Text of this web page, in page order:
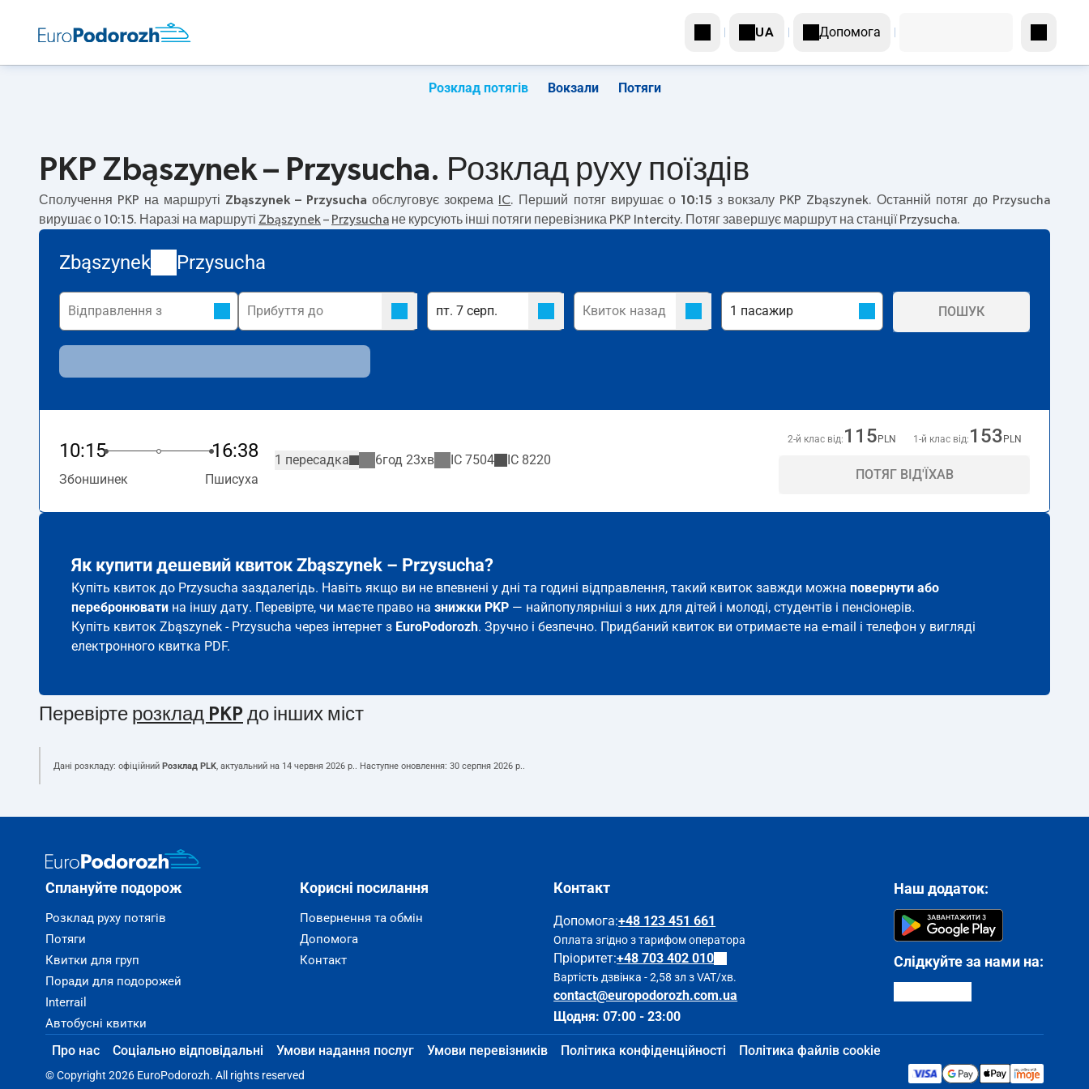
UA Допомога
Розклад потягів Вокзали Потяги
PKP Zbąszynek – Przysucha. Розклад руху поїздів
Сполучення PKP на маршруті Zbąszynek – Przysucha обслуговує зокрема IC. Перший потяг вирушає о 10:15 з вокзалу PKP Zbąszynek. Останній потяг до Przysucha
вирушає о 10:15. Наразі на маршруті Zbąszynek – Przysucha не курсують інші потяги перевізника PKP Intercity. Потяг завершує маршрут на станції Przysucha.
Zbąszynek Przysucha
ПОШУК
10:15 16:38
Збоншинек Пшисуха
1 пересадка 6год 23хв IC 7504 IC 8220
2-й клас від: 115 PLN 1-й клас від: 153 PLN
ПОТЯГ ВІД'ЇХАВ
Як купити дешевий квиток Zbąszynek – Przysucha?
Купіть квиток до Przysucha заздалегідь. Навіть якщо ви не впевнені у дні та годині відправлення, такий квиток завжди можна повернути або
перебронювати на іншу дату. Перевірте, чи маєте право на знижки PKP — найпопулярніші з них для дітей і молоді, студентів і пенсіонерів.
Купіть квиток Zbąszynek - Przysucha через інтернет з EuroPodorozh. Зручно і безпечно. Придбаний квиток ви отримаєте на e-mail і телефон у вигляді
електронного квитка PDF.
Перевірте розклад PKP до інших міст
Дані розкладу: офіційний Розклад PLK, актуальний на 14 червня 2026 р.. Наступне оновлення: 30 серпня 2026 р..
Сплануйте подорож
Розклад руху потягів
Потяги
Квитки для груп
Поради для подорожей
Interrail
Автобусні квитки
Корисні посилання
Повернення та обмін
Допомога
Контакт
Контакт
Допомога:+48 123 451 661
Оплата згідно з тарифом оператора
Пріоритет:+48 703 402 010
Вартість дзвінка - 2,58 зл з VAT/хв.
contact@europodorozh.com.ua
Щодня: 07:00 - 23:00
Наш додаток:
Слідкуйте за нами на:
Про нас Соціально відповідальні Умови надання послуг Умови перевізників Політика конфіденційності Політика файлів cookie
© Copyright 2026 EuroPodorozh. All rights reserved